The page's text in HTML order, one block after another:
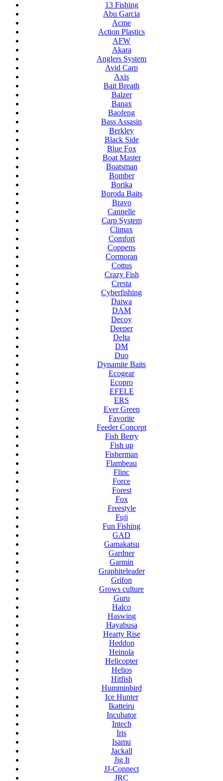
13 Fishing
Abu Garcia
Acme
Action Plastics
AFW
Akara
Anglers System
Avid Carp
Axis
Bait Breath
Balzer
Banax
Baofeng
Bass Assasin
Berkley
Black Side
Blue Fox
Boat Master
Boatsman
Bomber
Borika
Boroda Baits
Bravo
Cannelle
Carp System
Climax
Comfort
Coppens
Cormoran
Cottus
Crazy Fish
Cresta
Cyberfishing
Daiwa
DAM
Decoy
Deeper
Delta
DM
Duo
Dynamite Baits
Ecogear
Ecopro
EFELE
ERS
Ever Green
Favorite
Feeder Concept
Fish Berry
Fish up
Fisherman
Flambeau
Flinc
Force
Forest
Fox
Freestyle
Fuji
Fun Fishing
GAD
Gamakatsu
Gardner
Garmin
Graphiteleader
Grifon
Grows culture
Guru
Halco
Haswing
Hayabusa
Hearty Rise
Heddon
Heinola
Helicopter
Helios
Hitfish
Humminbird
Ice Hunter
Ikatteiru
Incubator
Intech
Iris
Isamu
Jackall
Jig It
JJ-Connect
JRC